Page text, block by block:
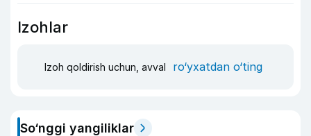
Izohlar
Izoh qoldirish uchun, avval ro‘yxatdan o‘ting
So‘nggi yangiliklar